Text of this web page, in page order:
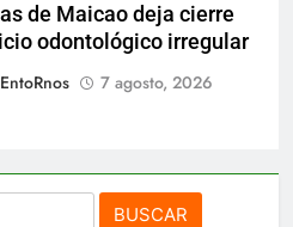
de Maicao deja cierre
odontológico irregular
7 agosto, 2026